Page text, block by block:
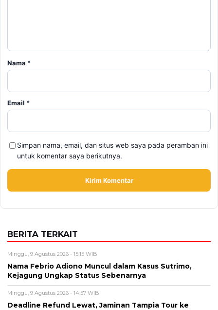
Nama *
Email *
Simpan nama, email, dan situs web saya pada peramban ini
untuk komentar saya berikutnya.
BERITA TERKAIT
Minggu, 9 Agustus 2026 - 15:15 WIB
Nama Febrio Adiono Muncul dalam Kasus Sutrimo,
Kejagung Ungkap Status Sebenarnya
Minggu, 9 Agustus 2026 - 14:57 WIB
Deadline Refund Lewat, Jaminan Tampia Tour ke